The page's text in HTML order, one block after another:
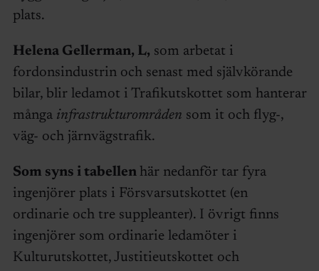
plats.
Helena Gellerman, L, som arbetat i
fordonsindustrin och senast med självkörande
bilar, blir ledamot i Trafikutskottet som hanterar
mångainfrastrukturområden som it och flyg-,
väg- och järnvägstrafik.
Som syns i tabellen här nedanför tar fyra
ingenjörer plats i Försvarsutskottet (en
ordinarie och tre suppleanter). I övrigt finns
ingenjörer som ordinarie ledamöter i
Kulturutskottet, Justitieutskottet och